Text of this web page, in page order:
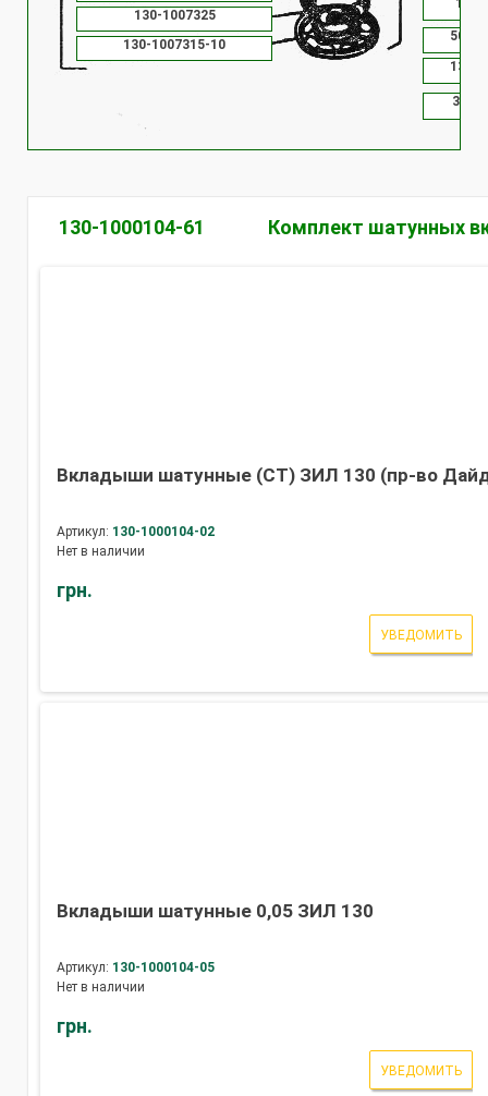
130-
130-
130-1007315-10
130-1007325
130-1000104-61 Комплект шатунных
Вкладыши шатунные (СТ) ЗИЛ 130 (пр-во
Артикул: 130-1000104-02
Нет в наличии
грн.
УВЕДОМИТЬ
Вкладыши шатунные 0,05 ЗИЛ 130
Артикул: 130-1000104-05
Нет в наличии
грн.
УВЕДОМИТЬ